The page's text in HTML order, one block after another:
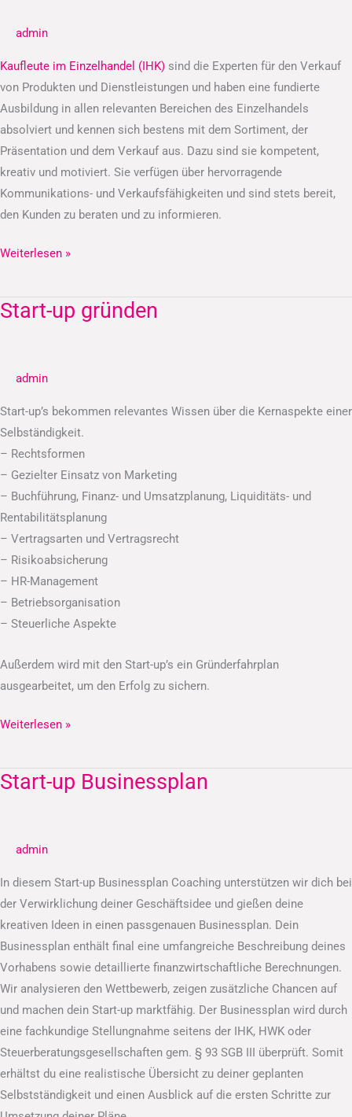
admin
Kaufleute im Einzelhandel (IHK) sind die Experten für den Verkauf
von Produkten und Dienstleistungen und haben eine fundierte
Ausbildung in allen relevanten Bereichen des Einzelhandels
absolviert und kennen sich bestens mit dem Sortiment, der
Präsentation und dem Verkauf aus. Dazu sind sie kompetent,
kreativ und motiviert. Sie verfügen über hervorragende
Kommunikations- und Verkaufsfähigkeiten und sind stets bereit,
den Kunden zu beraten und zu informieren.
(IHK)
Weiterlesen »
Start-up gründen
admin
Start-up’s bekommen relevantes Wissen über die Kernaspekte einer
Selbständigkeit.
– Rechtsformen
– Gezielter Einsatz von Marketing
– Buchführung, Finanz- und Umsatzplanung, Liquiditäts- und
Rentabilitätsplanung
– Vertragsarten und Vertragsrecht
– Risikoabsicherung
– HR-Management
– Betriebsorganisation
– Steuerliche Aspekte
Außerdem wird mit den Start-up’s ein Gründerfahrplan
ausgearbeitet, um den Erfolg zu sichern.
Start-
Weiterlesen »
Start-up Businessplan
admin
In diesem Start-up Businessplan Coaching unterstützen wir dich bei
der Verwirklichung deiner Geschäftsidee und gießen deine
kreativen Ideen in einen passgenauen Businessplan. Dein
Businessplan enthält final eine umfangreiche Beschreibung deines
Vorhabens sowie detaillierte finanzwirtschaftliche Berechnungen.
Wir analysieren den Wettbewerb, zeigen zusätzliche Chancen auf
und machen dein Start-up marktfähig. Der Businessplan wird durch
eine fachkundige Stellungnahme seitens der IHK, HWK oder
Steuerberatungsgesellschaften gem. § 93 SGB III überprüft. Somit
erhältst du eine realistische Übersicht zu deiner geplanten
Selbstständigkeit und einen Ausblick auf die ersten Schritte zur
Start-